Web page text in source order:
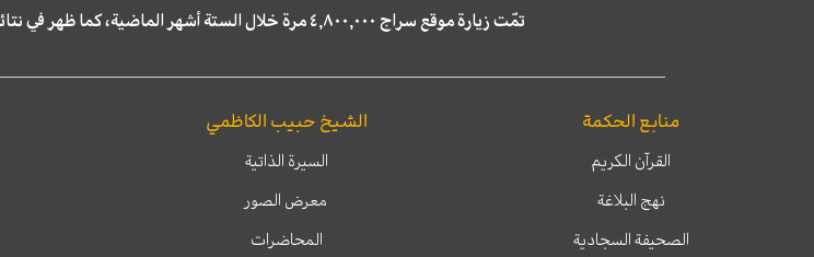
تمّت زيارة موقع سراج ٤,٨٠٠,٠٠٠ مرة خلال الستة أشهر الماضية، كما ظهر في نتائج البحث في محركات البحث٢٢,٢٩٠,٠٠٠ مرّة.
منابع الحكمة
القرآن الكريم
نهج البلاغة
الصحيفة السجادية
الشيخ حبيب الكاظمي
السيرة الذاتية
معرض الصور
المحاضرات